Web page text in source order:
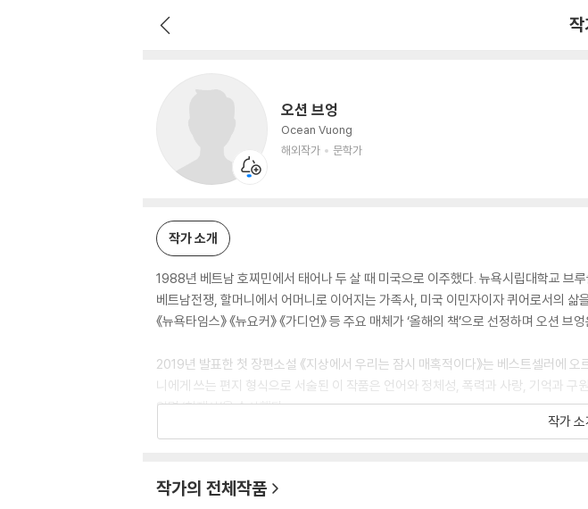
오션 브엉
Ocean Vuong
해외작가
문학가
작가 소개
1988년 베트남 호찌민에서 태어나 두 살 때 미국으로 이주했다. 뉴욕시립대학교 브
베트남전쟁, 할머니에서 어머니로 이어지는 가족사, 미국 이민자이자 퀴어로서의
《뉴욕타임스》 《뉴요커》 《가디언》 등 주요 매체가 ‘올해의 책’으로 선정하며 오션
2019년 발표한 첫 장편소설 《지상에서 우리는 잠시 매혹적이다》는 베스트셀러에
니에게 쓰는 편지 형식으로 서술된 이 작품은 언어와 정체성, 폭력과 사랑, 기억과
일명 ‘천재상’을 수상했다.
작가
작가의 전체작품